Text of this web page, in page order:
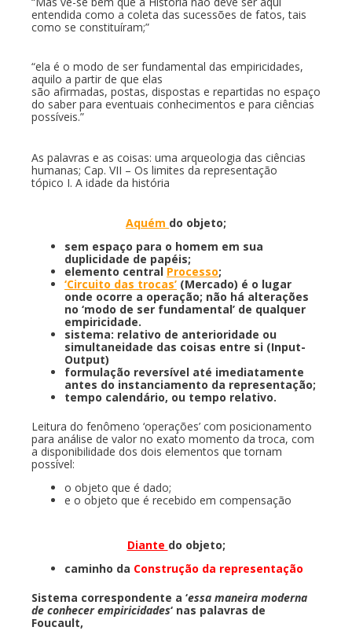
entendida como a coleta das sucessões de fatos, tais
como se constituíram;”
“ela é o modo de ser fundamental das empiricidades,
aquilo a partir de que elas
são afirmadas, postas, dispostas e repartidas no espaço
do saber para eventuais conhecimentos e para ciências
possíveis.”
As palavras e as coisas: uma arqueologia das ciências
humanas; Cap. VII – Os limites da representação
tópico I. A idade da história
Aquém do objeto;
sem espaço para o homem em sua
duplicidade de papéis;
elemento central Processo;
‘Circuito das trocas’ (Mercado) é o lugar
onde ocorre a operação; não há alterações
no ‘modo de ser fundamental’ de qualquer
empiricidade.
sistema: relativo de anterioridade ou
simultaneidade das coisas entre si (Input-
Output)
formulação reversível até imediatamente
antes do instanciamento da representação;
tempo calendário, ou tempo relativo.
Leitura do fenômeno ‘operações’ com posicionamento
para análise de valor no exato momento da troca, com
a disponibilidade dos dois elementos que tornam
possível:
o objeto que é dado;
e o objeto que é recebido em compensação
Diante do objeto;
caminho da Construção da representação
Sistema correspondente a ‘essa maneira moderna
de conhecer empiricidades‘ nas palavras de
Foucault,